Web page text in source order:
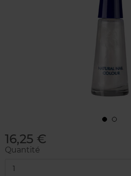
16,25 €
Quantité
1